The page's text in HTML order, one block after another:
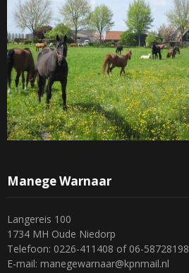
Manege Warnaar
Langereis 100
1734 MH Oude Niedorp
Telefoon: 0226-411408 of 06-58728198
E-mail: manegewarnaar@kpnmail.nl